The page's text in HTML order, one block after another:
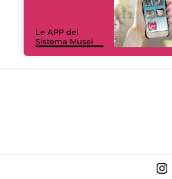
Le APP del
Sistema Musei